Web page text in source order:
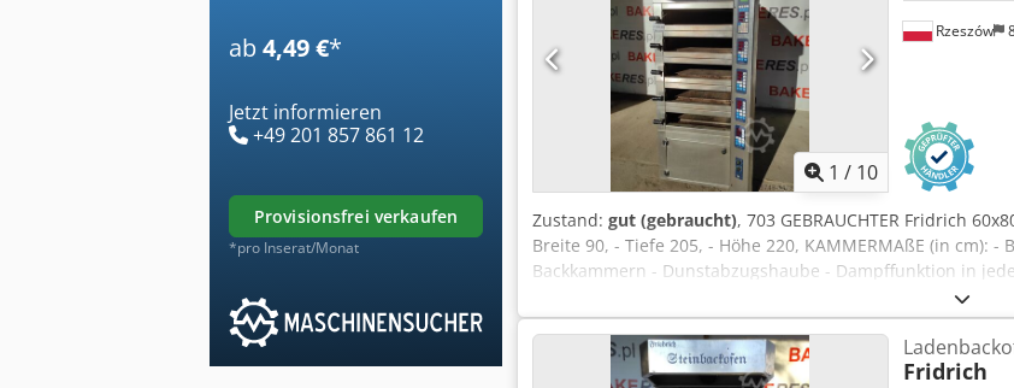
ab 4,49 €*
Jetzt informieren
+49 201 857 861 12
provisionsfrei verkaufen
*pro Inserat/Monat
1 / 10
Rzeszów
Zustand: gut (gebraucht), 703 GEBRAUCHTER Fridrich
Breite 90, - Tiefe 205, - Höhe 220, KAMMERMAßE (in cm): -
Backkammern - Dunstabzugshaube - Dampffunktion in
betriebsbereite Gerät steht zur Besichtigung in unserem
kostenpflichtige Optionen: Überholung / Transport /
Nettopreis. Dkedpfx Ajrdvkkon Nsr WIR SPRECHEN
Fridrich